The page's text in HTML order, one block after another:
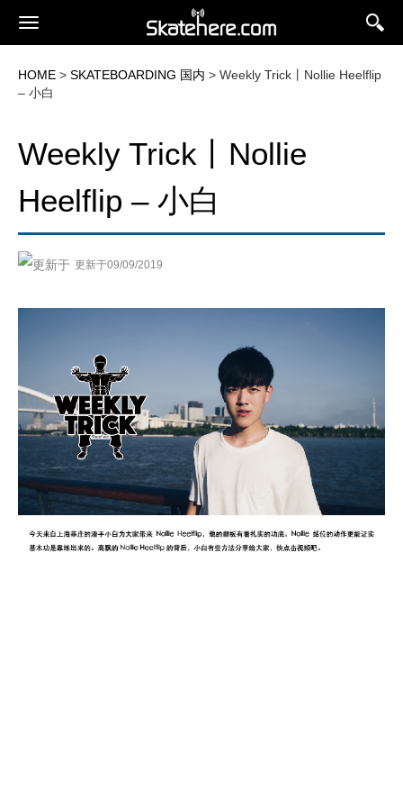
HOME > SKATEBOARDING 国内 > Weekly Trick丨Nollie Heelflip
– 小白
Weekly Trick丨Nollie
Heelflip – 小白
更新于09/09/2019